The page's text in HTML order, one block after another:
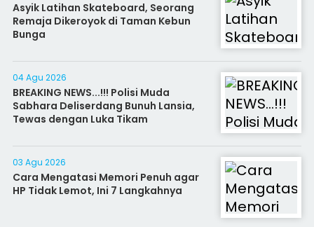
Asyik Latihan Skateboard, Seorang
Remaja Dikeroyok di Taman Kebun
Bunga
04 Agu 2026
BREAKING NEWS...!!! Polisi Muda
Sabhara Deliserdang Bunuh Lansia,
Tewas dengan Luka Tikam
03 Agu 2026
Cara Mengatasi Memori Penuh agar
HP Tidak Lemot, Ini 7 Langkahnya